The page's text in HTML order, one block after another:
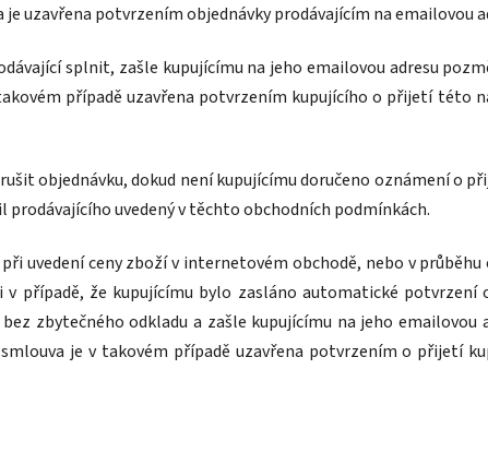
uzavřena potvrzením objednávky prodávajícím na emailovou
splnit, zašle kupujícímu na jeho emailovou adresu
případě uzavřena potvrzením kupujícího o přijetí této
objednávku, dokud není kupujícímu doručeno oznámení o
uvedený v těchto obchodních podmínkách.
uvedení ceny zboží v internetovém obchodě, nebo v
případě, že kupujícímu bylo zasláno automatické potvrzení
zbytečného odkladu a zašle kupujícímu na jeho emailovou
je v takovém případě uzavřena potvrzením o přijetí